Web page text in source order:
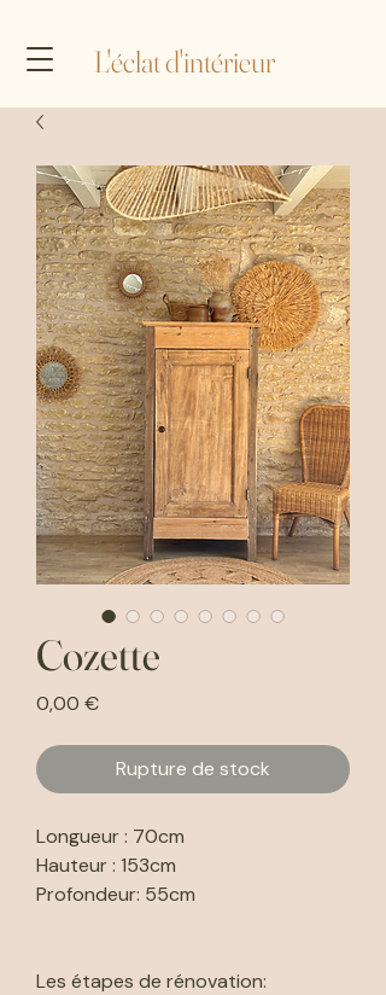
L'éclat d'intérieur
Cozette
0,00 €Prix
Rupture de stock
Longueur : 70cm
Hauteur : 153cm
Profondeur: 55cm
Les étapes de rénovation: